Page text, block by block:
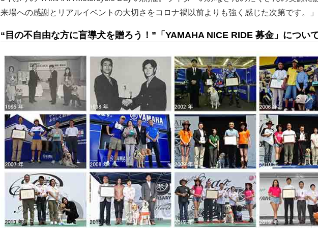
来場への感謝とリアルイベントの大切さをコロナ禍以前よりも強く感じた次第です。」
“目の不自由な方に盲導犬を贈ろう！”「YAMAHA NICE RIDE 募金」につい